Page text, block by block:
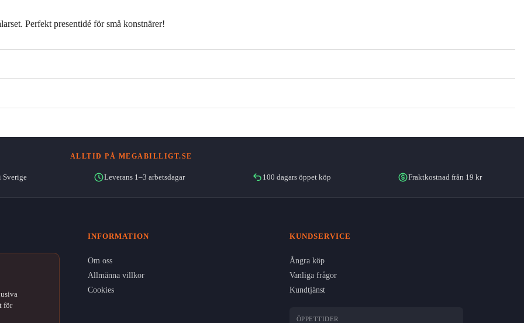
Perfekt presentidé för små konstnärer!
ALLTID PÅ MEGABILLIGT.SE
Sverige Leverans 1–3 arbetsdagar 100 dagars öppet köp Fraktkostnad från 19 kr
för
INFORMATION
Om oss
Allmänna villkor
Cookies
KUNDSERVICE
Ångra köp
Vanliga frågor
Kundtjänst
ÖPPETTIDER